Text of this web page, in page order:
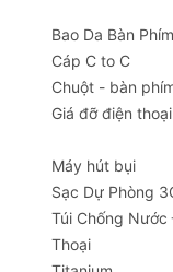
giúp bạn nắm
hồ còn hỗ trợ
động.
FLEX2
Bao Da Bàn
Cáp C to C
Chuột - bàn
Giá đỡ điện thoại
Máy hút bụi
Sạc Dự Phòng
Túi Chống Nước
Thoại